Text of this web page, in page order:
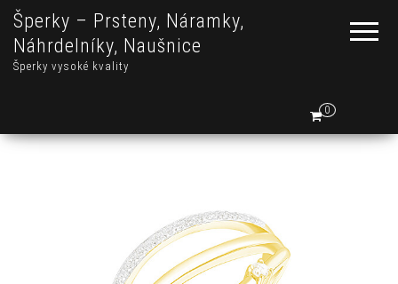
Šperky – Prsteny, Náramky,
Náhrdelníky, Naušnice
Šperky vysoké kvality
0